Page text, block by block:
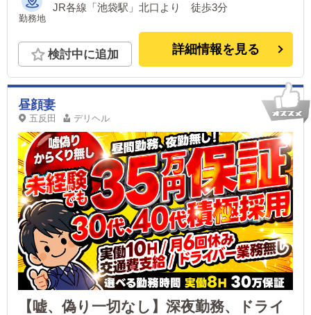
勤務地
JR各線「池袋駅」北口より 徒歩3分
検討中に追加 詳細情報を見る
昼顔妻
五反田 デリヘル
【嘘、偽り一切なし】深夜勤務、ドライ